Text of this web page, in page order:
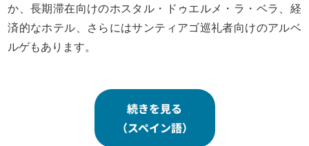
か、長期滞在向けのホスタル・ドゥエルメ・ラ・ベラ、経
済的なホテル、さらにはサンティアゴ巡礼者向けのアルベ
ルゲもあります。
続きを見る
（スペイン語）